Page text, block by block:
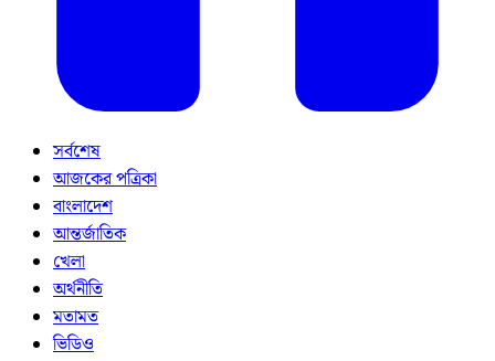
সর্বশেষ
আজকের পত্রিকা
বাংলাদেশ
আন্তর্জাতিক
খেলা
অর্থনীতি
মতামত
ভিডিও